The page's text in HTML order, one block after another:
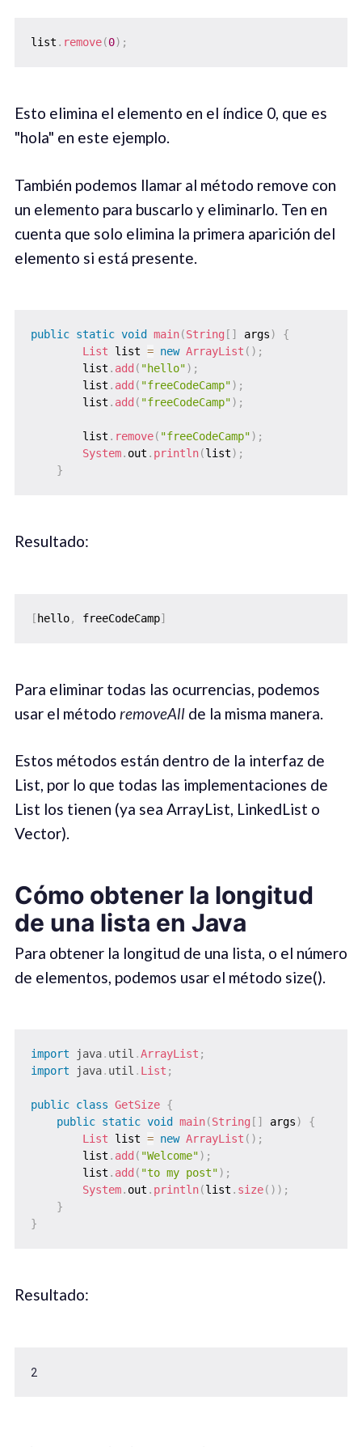
list . remove(0) ;
Esto elimina el elemento en el índice 0, que es
"hola" en este ejemplo.
También podemos llamar al método remove con
un elemento para buscarlo y eliminarlo. Ten en
cuenta que solo elimina la primera aparición del
elemento si está presente.
public static void main(String [ ] args)
{
List list = new ArrayList ( ) ;
        list
. add ( "hello") ;
        list
. add ( "freeCodeCamp") ;
        list
. add ( "freeCodeCamp") ;
        list
. remove( "freeCodeCamp") ;
System. out . println(list) ;
}
Resultado:
[ hello, freeCodeCamp]
Para eliminar todas las ocurrencias, podemos
usar el método removeAllde la misma manera.
Estos métodos están dentro de la interfaz de
List, por lo que todas las implementaciones de
List los tienen (ya sea ArrayList, LinkedList o
Vector).
Cómo obtener la longitud
de una lista en Java
Para obtener la longitud de una lista, o el número
de elementos, podemos usar el método size().
import java. util .ArrayList ;
import
java. util . List ;
public class GetSize {
public static void main(String [ ] args)
{
List list = new ArrayList ( ) ;
        list
. add ( "Welcome") ;
        list
. add ( "to my post") ;
System. out . println(list . size( ) ) ;
}
}
Resultado:
2